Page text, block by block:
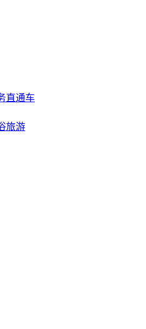
直通车
旅游